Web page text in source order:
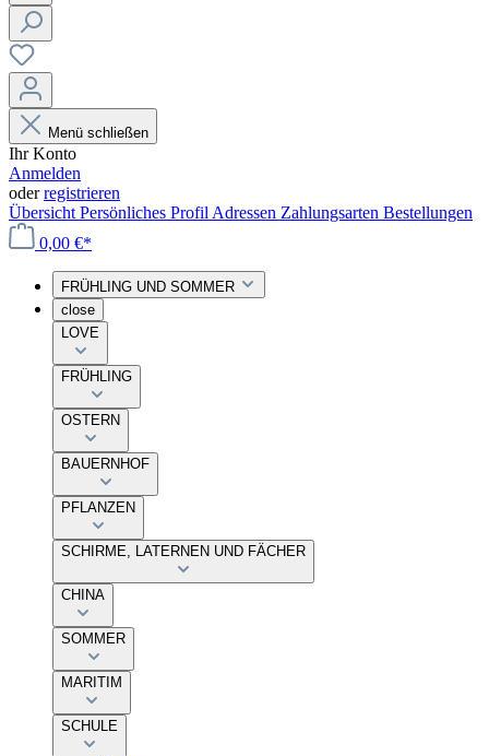
Menü schließen
Ihr Konto
Anmelden
oderregistrieren
Übersicht Persönliches Profil Adressen Zahlungsarten Bestellungen
0,00 €*
FRÜHLING UND SOMMER
close
LOVE
FRÜHLING
OSTERN
BAUERNHOF
PFLANZEN
SCHIRME, LATERNEN UND FÄCHER
CHINA
SOMMER
MARITIM
SCHULE